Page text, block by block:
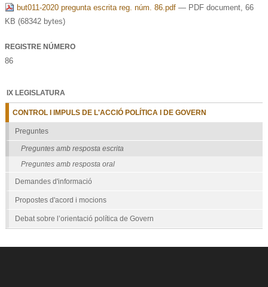
but011-2020 pregunta escrita reg. núm. 86.pdf— PDF document, 66
KB (68342 bytes)
REGISTRE NÚMERO
86
IX LEGISLATURA
CONTROL I IMPULS DE L'ACCIÓ POLÍTICA I DE GOVERN
Preguntes
Preguntes amb resposta escrita
Preguntes amb resposta oral
Demandes d'informació
Propostes d'acord i mocions
Debat sobre l’orientació política de Govern